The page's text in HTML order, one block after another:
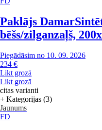
Paklājs Damar
bēšs/zilganzaļš,
Piegādāsim no 10. 09. 2026
234 €
Likt grozā
Likt grozā
citas varianti
+ Kategorijas (3)
Jaunums
FD